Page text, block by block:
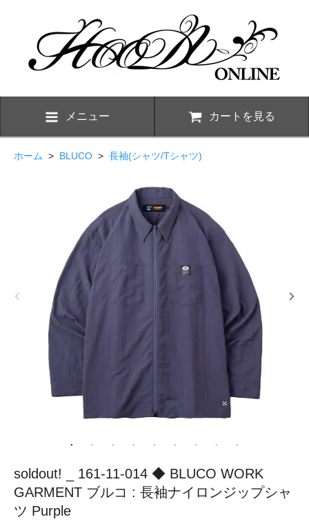
メニュー カートを見る
ホーム > BLUCO > 長袖(シャツ/Tシャツ)
soldout! _ 161-11-014 ◆ BLUCO WORK
GARMENT ブルコ : 長袖ナイロンジップシャ
ツ Purple